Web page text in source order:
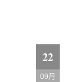
22
09月